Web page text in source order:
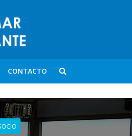
CONTACTO